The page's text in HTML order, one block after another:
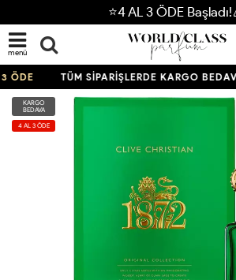
⭐4 AL 3 ÖDE
menü
TÜM SİPARİŞLERDE KARGO BEDAVA!
KARGO
BEDAVA
4 AL 3 ÖDE